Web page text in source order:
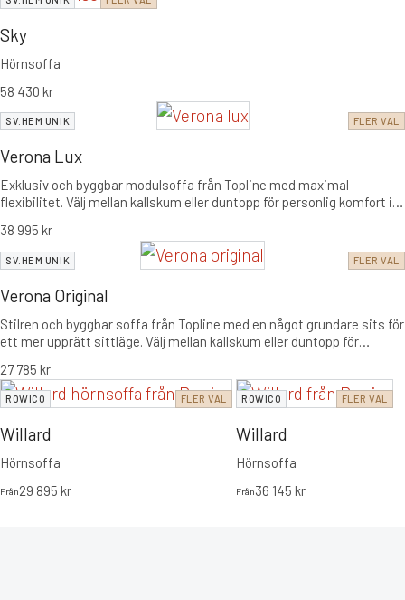
Sky
Hörnsoffa
58 430 kr
SV.HEM UNIK FLER VAL
Verona Lux
Exklusiv och byggbar modulsoffa från Topline med maximal
flexibilitet. Välj mellan kallskum eller duntopp för personlig komfort i
38 995 kr
SV.HEM UNIK FLER VAL
Verona Original
Stilren och byggbar soffa från Topline med en något grundare sits för
ett mer upprätt sittläge. Välj mellan kallskum eller duntopp för
27 785 kr
ROWICO FLER VAL
Willard
Hörnsoffa
Från29 895 kr
ROWICO FLER VAL
Willard
Hörnsoffa
Från36 145 kr